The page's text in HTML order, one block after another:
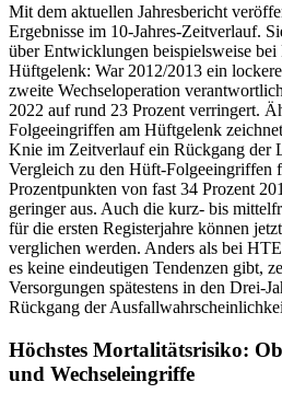
Mit dem aktuellen Jahresbericht
Ergebnisse im 10-Jahres-Zeitverlauf.
über Entwicklungen beispielsweise
Hüftgelenk: War 2012/2013 ein
zweite Wechseloperation
2022 auf rund 23 Prozent verringert.
Folgeeingriffen am Hüftgelenk
Knie im Zeitverlauf ein Rückgang der
Vergleich zu den Hüft-Folgeeingriffen
Prozentpunkten von fast 34 Prozent
geringer aus. Auch die kurz- bis
für die ersten Registerjahre können
verglichen werden. Anders als bei
es keine eindeutigen Tendenzen gibt,
Versorgungen spätestens in den Drei-
Rückgang der
Höchstes Mortalitätsrisiko:
und Wechseleingriffe